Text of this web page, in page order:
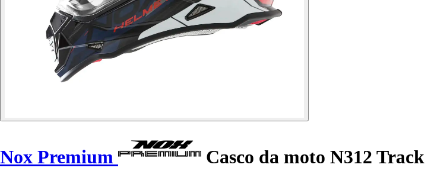
Nox Premium Casco da moto N312 Track